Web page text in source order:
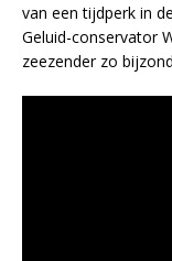
van een tijdperk in
Geluid-conservator
zeezender zo